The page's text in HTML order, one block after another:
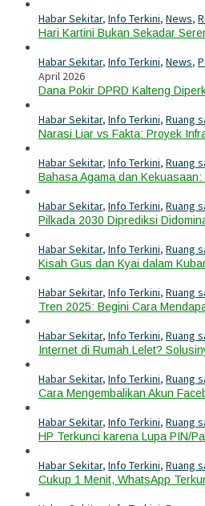
Habar Sekitar, Info Terkini, News,
Hari Kartini Bukan Sekadar
Habar Sekitar, Info Terkini, News,
April 2026
Dana Pokir DPRD Kalteng
Habar Sekitar, Info Terkini, Ruang
Narasi Liar vs Fakta: Proyek
Habar Sekitar, Info Terkini, Ruang
Bahasa Agama dan
Habar Sekitar, Info Terkini, Ruang
Pilkada 2030 Diprediksi
Habar Sekitar, Info Terkini, Ruang
Kisah Gus dan Kyai dalam
Habar Sekitar, Info Terkini, Ruang
Tren 2025: Begini Cara
Habar Sekitar, Info Terkini, Ruang
Internet di Rumah Lelet?
Habar Sekitar, Info Terkini, Ruang
Cara Mengembalikan Akun
Habar Sekitar, Info Terkini, Ruang
HP Terkunci karena Lupa PIN/
Habar Sekitar, Info Terkini, Ruang
Cukup 1 Menit, WhatsApp